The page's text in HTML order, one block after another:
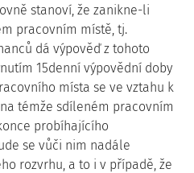
stanoví, že zanikne-li
pracovním místě, tj.
dá výpověď z tohoto
15denní výpovědní doby
místa se ve vztahu k
témže sdíleném pracovním
probíhajícího
se vůči nim nadále
rozvrhu, a to i v případě, že